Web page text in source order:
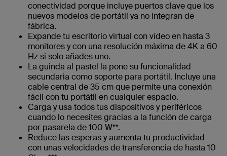
conectividad porque incluye puertos clave que los
nuevos modelos de portátil ya no integran de
fábrica.
Expande tu escritorio virtual con vídeo en hasta 3
monitores y con una resolución máxima de 4K a 60
Hz si solo añades uno.
La guinda al pastel la pone su funcionalidad
secundaria como soporte para portátil. Incluye una
cable central de 35 cm que permite una conexión
fácil con tu portátil en cualquier espacio.
Carga y usa todos tus dispositivos y periféricos
cuando lo necesites gracias a la función de carga
por pasarela de 100 W**.
Reduce las esperas y aumenta tu productividad
con unas velocidades de transferencia de hasta 10